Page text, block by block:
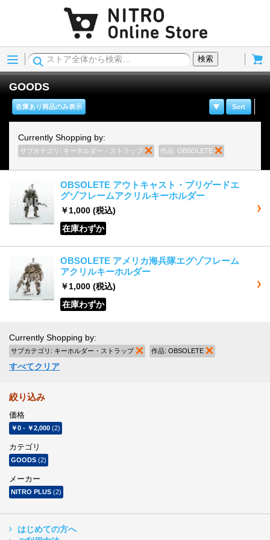
Menu
検索
GOODS
Sort
在庫あり商品のみ表示
Currently Shopping by:
サブカテゴリ: キーホルダー・ストラップ 商品の削除
作品: OBSOLETE
OBSOLETE アウトキャスト・ブリゲードエ
グゾフレームアクリルキーホルダー
￥1,000 (税込)
在庫わずか
OBSOLETE アメリカ海兵隊エグゾフレーム
アクリルキーホルダー
￥1,000 (税込)
在庫わずか
Currently Shopping by:
サブカテゴリ: キーホルダー・ストラップ 商品の削除
作品: OBSOLETE
すべてクリア
絞り込み
価格
￥0 - ￥2,000 (2)
カテゴリ
GOODS (2)
メーカー
NITRO PLUS (2)
はじめての方へ